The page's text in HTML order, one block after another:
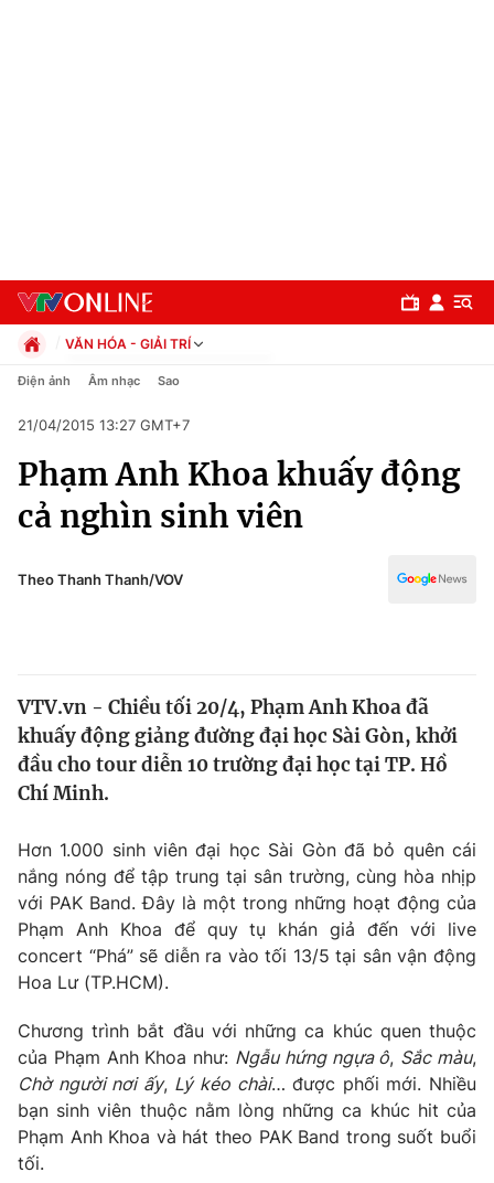
Chuyên mục
Chính trị
Thế giới
Tin tức
Thế giới đó đây
Câu chuyện quốc tế
Tài chính
Thị trường
Góc doanh nghiệp
Dữ liệu và đời sống
Truyền hình
Phim VTV
Hậu trường
Nhân vật
Khán giả
Giải sao mai
Điện ảnh
Âm nhạc
Sao
Đời sống
Du lịch
Làm đẹp
Giáo dục
VĂN HÓA - GIẢI TRÍ
Chính trị
Pháp luật
Kinh tế
Thể thao
Truyền hình
Y tế
Điện ảnh Âm nhạc Sao
21/04/2015 13:27 GMT+7
Phạm Anh Khoa khuấy động
cả nghìn sinh viên
Theo Thanh Thanh/VOV
VTV.vn - Chiều tối 20/4, Phạm Anh Khoa đã
khuấy động giảng đường đại học Sài Gòn, khởi
đầu cho tour diễn 10 trường đại học tại TP. Hồ
Chí Minh.
Hơn 1.000 sinh viên đại học Sài Gòn đã bỏ quên cái
nắng nóng để tập trung tại sân trường, cùng hòa nhịp
với PAK Band. Đây là một trong những hoạt động của
Phạm Anh Khoa để quy tụ khán giả đến với live
concert “Phá” sẽ diễn ra vào tối 13/5 tại sân vận động
Hoa Lư (TP.HCM).
Chương trình bắt đầu với những ca khúc quen thuộc
của Phạm Anh Khoa như: Ngẫu hứng ngựa ô, Sắc màu,
Chờ người nơi ấy, Lý kéo chài… được phối mới. Nhiều
bạn sinh viên thuộc nằm lòng những ca khúc hit của
Phạm Anh Khoa và hát theo PAK Band trong suốt buổi
tối.